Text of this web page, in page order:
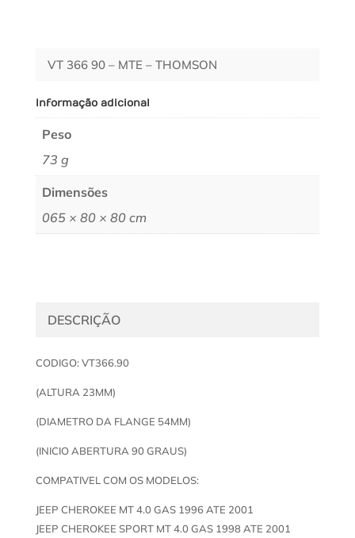
VT 366 90 – MTE – THOMSON
Informação adicional
Peso
73 g
Dimensões
065 × 80 × 80 cm
DESCRIÇÃO
CODIGO: VT366.90
(ALTURA 23MM)
(DIAMETRO DA FLANGE 54MM)
(INICIO ABERTURA 90 GRAUS)
COMPATIVEL COM OS MODELOS:
JEEP CHEROKEE MT 4.0 GAS 1996 ATE 2001
JEEP CHEROKEE SPORT MT 4.0 GAS 1998 ATE 2001